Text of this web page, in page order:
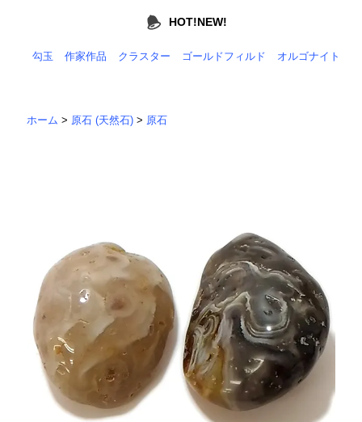
HOT!NEW!
勾玉 作家作品 クラスター ゴールドフィルド オルゴナイト
ホーム > 原石 (天然石) > 原石